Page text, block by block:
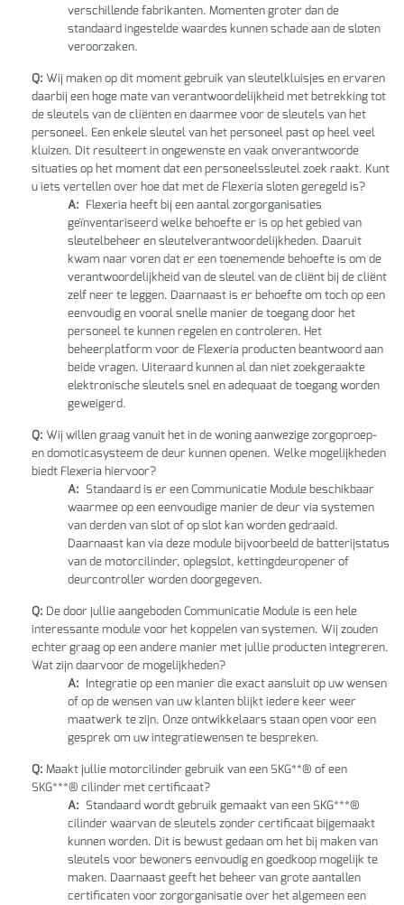
verschillende fabrikanten. Momenten groter dan de
standaard ingestelde waardes kunnen schade aan de sloten
veroorzaken.
Q: Wij maken op dit moment gebruik van sleutelkluisjes en ervaren
daarbij een hoge mate van verantwoordelijkheid met betrekking tot
de sleutels van de cliënten en daarmee voor de sleutels van het
personeel. Een enkele sleutel van het personeel past op heel veel
kluizen. Dit resulteert in ongewenste en vaak onverantwoorde
situaties op het moment dat een personeelssleutel zoek raakt. Kunt
u iets vertellen over hoe dat met de Flexeria sloten geregeld is?
A: Flexeria heeft bij een aantal zorgorganisaties
geïnventariseerd welke behoefte er is op het gebied van
sleutelbeheer en sleutelverantwoordelijkheden. Daaruit
kwam naar voren dat er een toenemende behoefte is om de
verantwoordelijkheid van de sleutel van de cliënt bij de cliënt
zelf neer te leggen. Daarnaast is er behoefte om toch op een
eenvoudig en vooral snelle manier de toegang door het
personeel te kunnen regelen en controleren. Het
beheerplatform voor de Flexeria producten beantwoord aan
beide vragen. Uiteraard kunnen al dan niet zoekgeraakte
elektronische sleutels snel en adequaat de toegang worden
geweigerd.
Q: Wij willen graag vanuit het in de woning aanwezige zorgoproep-
en domoticasysteem de deur kunnen openen. Welke mogelijkheden
biedt Flexeria hiervoor?
A: Standaard is er een Communicatie Module beschikbaar
waarmee op een eenvoudige manier de deur via systemen
van derden van slot of op slot kan worden gedraaid.
Daarnaast kan via deze module bijvoorbeeld de batterijstatus
van de motorcilinder, oplegslot, kettingdeuropener of
deurcontroller worden doorgegeven.
Q: De door jullie aangeboden Communicatie Module is een hele
interessante module voor het koppelen van systemen. Wij zouden
echter graag op een andere manier met jullie producten integreren.
Wat zijn daarvoor de mogelijkheden?
A: Integratie op een manier die exact aansluit op uw wensen
of op de wensen van uw klanten blijkt iedere keer weer
maatwerk te zijn. Onze ontwikkelaars staan open voor een
gesprek om uw integratiewensen te bespreken.
Q: Maakt jullie motorcilinder gebruik van een SKG**® of een
SKG***® cilinder met certificaat?
A: Standaard wordt gebruik gemaakt van een SKG***®
cilinder waarvan de sleutels zonder certificaat bijgemaakt
kunnen worden. Dit is bewust gedaan om het bij maken van
sleutels voor bewoners eenvoudig en goedkoop mogelijk te
maken. Daarnaast geeft het beheer van grote aantallen
certificaten voor zorgorganisatie over het algemeen een